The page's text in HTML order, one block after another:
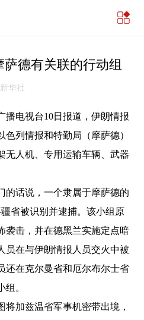
德有关联的行动组
华社
电视台10日报道，伊朗情报
列情报和特勤局（摩萨德）
无人机、专用运输车辆、武器
话说，一个隶属于摩萨德的
省被识别并逮捕。该小组原
袭击，并在德黑兰实施定点暗
员在与伊朗情报人员交火中被
还在克尔曼省和厄尔布尔士省
。
加兹温省军事机密带出境，